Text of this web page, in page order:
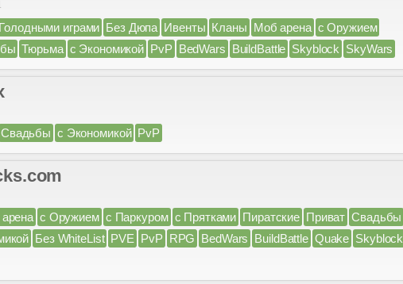
играми Без Дюпа Ивенты Кланы Моб арена с Оружием
Тюрьма с Экономикой PvP BedWars BuildBattle Skyblock SkyWars
Свадьбы с Экономикой PvP
с Оружием с Паркуром с Прятками Пиратские Приват Свадьбы
Без WhiteList PVE PvP RPG BedWars BuildBattle Quake Skyblock